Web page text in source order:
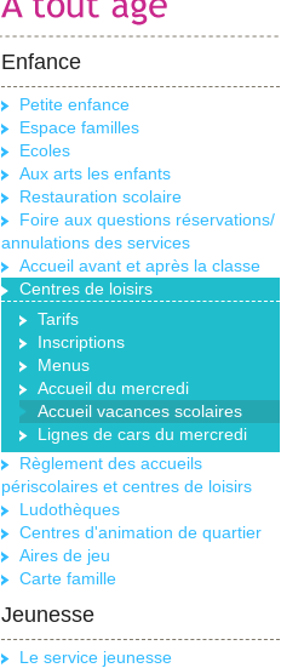
Enfance
Petite enfance
Espace familles
Ecoles
Aux arts les enfants
Restauration scolaire
Foire aux questions réservations/
annulations des services
Accueil avant et après la classe
Centres de loisirs
Tarifs
Inscriptions
Menus
Accueil du mercredi
Accueil vacances scolaires
Lignes de cars du mercredi
Règlement des accueils
périscolaires et centres de loisirs
Ludothèques
Centres d'animation de quartier
Aires de jeu
Carte famille
Jeunesse
Le service jeunesse